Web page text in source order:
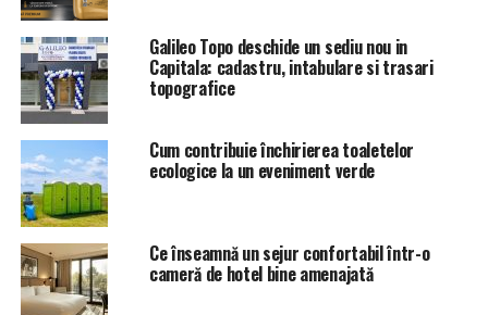
Galileo Topo deschide un sediu nou in
Capitala: cadastru, intabulare si trasari
topografice
Cum contribuie închirierea toaletelor
ecologice la un eveniment verde
Ce înseamnă un sejur confortabil într-o
cameră de hotel bine amenajată